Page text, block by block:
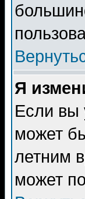
Я
Если вы
может
летним
может